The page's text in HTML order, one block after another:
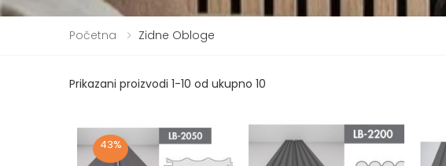
Početna Zidne Obloge
Prikazani proizvodi 1-10 od ukupno 10
43%